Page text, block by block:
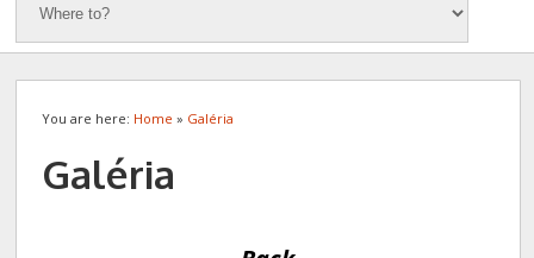
You are here: Home » Galéria
Galéria